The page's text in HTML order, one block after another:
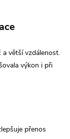
a větší vzdálenost.
výkon i při
přenos